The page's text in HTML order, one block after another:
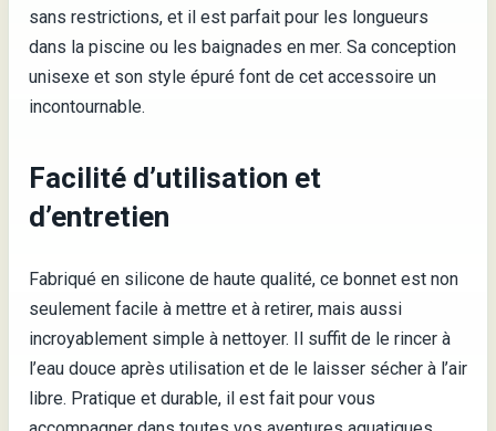
sans restrictions, et il est parfait pour les longueurs
dans la piscine ou les baignades en mer. Sa conception
unisexe et son style épuré font de cet accessoire un
incontournable.
Facilité d’utilisation et
d’entretien
Fabriqué en silicone de haute qualité, ce bonnet est non
seulement facile à mettre et à retirer, mais aussi
incroyablement simple à nettoyer. Il suffit de le rincer à
l’eau douce après utilisation et de le laisser sécher à l’air
libre. Pratique et durable, il est fait pour vous